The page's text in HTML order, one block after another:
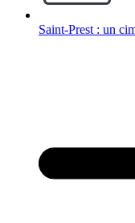
Saint-Prest : un